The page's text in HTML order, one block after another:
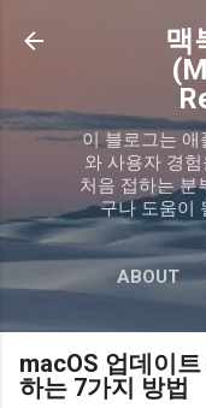
기
맥
이 블로그는 애
와 사용자 경
처음 접하는 분
구나 도움이
ABOUT
macOS 업데이
하는 7가지 방법